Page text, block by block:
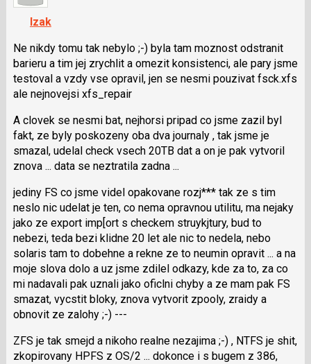
navigaci
lze
použít
i
klávesy
N
následující
a
P
pro
nový
názor
Izak
Ne nikdy tomu tak nebylo ;-) byla tam moznost odstranit
barieru a tim jej zrychlit a omezit konsistenci, ale pary jsme
testoval a vzdy vse opravil, jen se nesmi pouzivat fsck.xfs
ale nejnovejsi xfs_repair
A clovek se nesmi bat, nejhorsi pripad co jsme zazil byl
fakt, ze byly poskozeny oba dva journaly , tak jsme je
smazal, udelal check vsech 20TB dat a on je pak vytvoril
znova ... data se neztratila zadna ...
jediny FS co jsme videl opakovane rozj*** tak ze s tim
neslo nic udelat je ten, co nema opravnou utilitu, ma nejaky
jako ze export imp[ort s checkem struykjtury, bud to
nebezi, teda bezi klidne 20 let ale nic to nedela, nebo
solaris tam to dobehne a rekne ze to neumin opravit ... a na
moje slova dolo a uz jsme zdilel odkazy, kde za to, za co
mi nadavali pak uznali jako oficlni chyby a ze mam pak FS
smazat, vycstit bloky, znova vytvorit zpooly, zraidy a
obnovit ze zalohy ;-) ---
ZFS je tak smejd a nikoho realne nezajima ;-) , NTFS je shit,
zkopirovany HPFS z OS/2 ... dokonce i s bugem z 386,